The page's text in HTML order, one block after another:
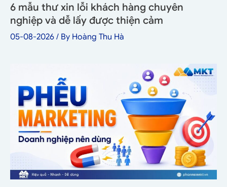
6 mẫu thư xin lỗi khách hàng chuyên
nghiệp và dễ lấy được thiện cảm
05-08-2026 / By Hoàng Thu Hà